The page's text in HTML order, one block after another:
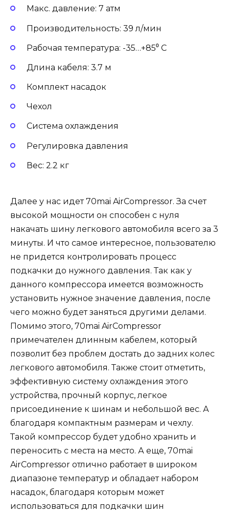
Макс. давление: 7 атм
Производительность: 39 л/мин
Рабочая температура: -35…+85⁰ С
Длина кабеля: 3.7 м
Комплект насадок
Чехол
Система охлаждения
Регулировка давления
Вес: 2.2 кг
Далее у нас идет 70mai AirCompressor. За счет
высокой мощности он способен с нуля
накачать шину легкового автомобиля всего за 3
минуты. И что самое интересное, пользователю
не придется контролировать процесс
подкачки до нужного давления. Так как у
данного компрессора имеется возможность
установить нужное значение давления, после
чего можно будет заняться другими делами.
Помимо этого, 70mai AirCompressor
примечателен длинным кабелем, который
позволит без проблем достать до задних колес
легкового автомобиля. Также стоит отметить,
эффективную систему охлаждения этого
устройства, прочный корпус, легкое
присоединение к шинам и небольшой вес. А
благодаря компактным размерам и чехлу.
Такой компрессор будет удобно хранить и
переносить с места на место. А еще, 70mai
AirCompressor отлично работает в широком
диапазоне температур и обладает набором
насадок, благодаря которым может
использоваться для подкачки шин